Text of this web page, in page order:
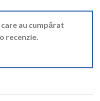
au cumpărat
recenzie.